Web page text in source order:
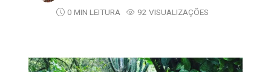
0 MIN LEITURA
92 VISUALIZAÇÕES